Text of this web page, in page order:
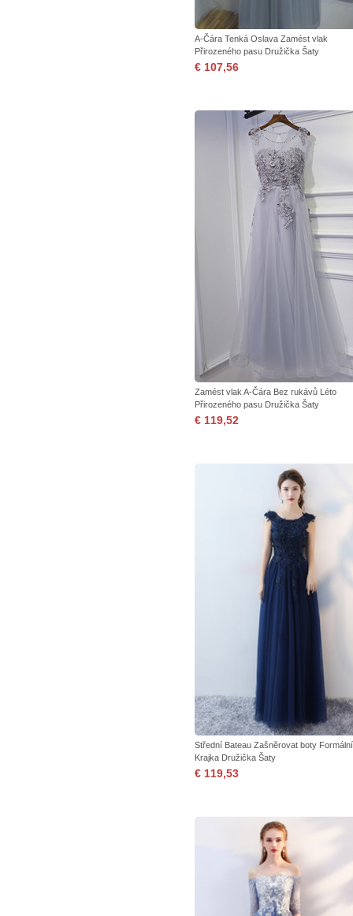
A-Čára Tenká Oslava Zamést vlak
Přirozeného pasu Družička Šaty
€ 107,56
Zamést vlak A-Čára Bez rukávů Léto
Přirozeného pasu Družička Šaty
€ 119,52
Střední Bateau Zašněrovat boty Formální
Krajka Družička Šaty
€ 119,53